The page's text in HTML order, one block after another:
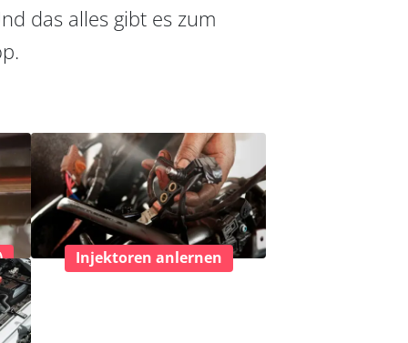
das alles gibt es zum
Injektoren anlernen